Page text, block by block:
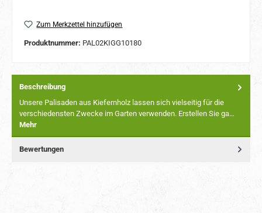
Zum Merkzettel hinzufügen
Produktnummer: PAL02KIGG10180
Beschreibung
Unsere Palisaden aus Kiefernholz lassen sich vielseitig für die
verschiedensten Zwecke im Garten verwenden. Erstellen Sie ga…
Mehr
Bewertungen